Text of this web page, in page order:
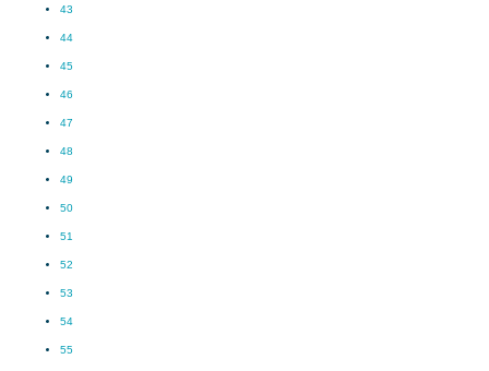
43
44
45
46
47
48
49
50
51
52
53
54
55